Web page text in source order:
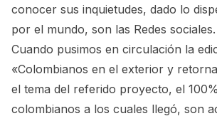
conocer sus inquietudes, dado lo
por el mundo, son las Redes sociales.
Cuando pusimos en circulación la
«Colombianos en el exterior y
el tema del referido proyecto, el
colombianos a los cuales llegó, son